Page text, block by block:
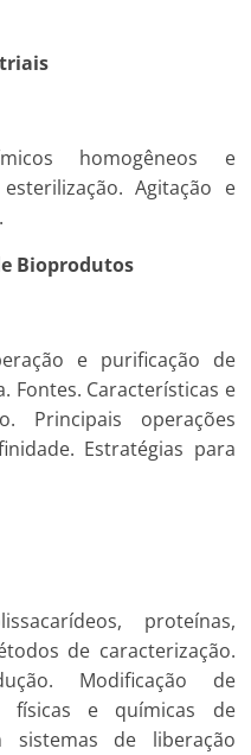
homogêneos e
Agitação e
Bioprodutos
e purificação de
Fontes. Características e
Principais operações
Estratégias para
proteínas,
de caracterização.
Modificação de
físicas e químicas de
sistemas de liberação